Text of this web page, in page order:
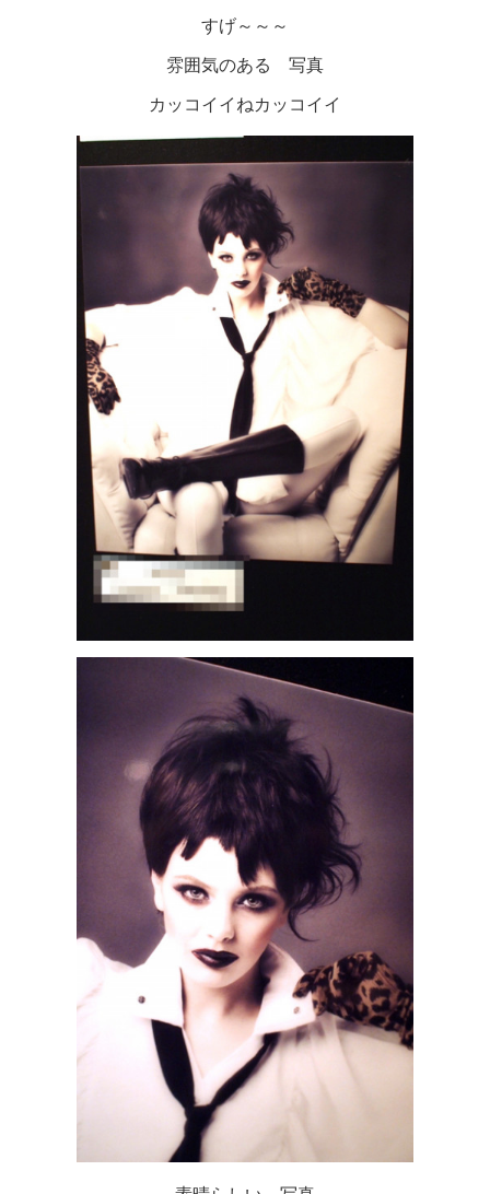
すげ～～～
雰囲気のある 写真
カッコイイねカッコイイ